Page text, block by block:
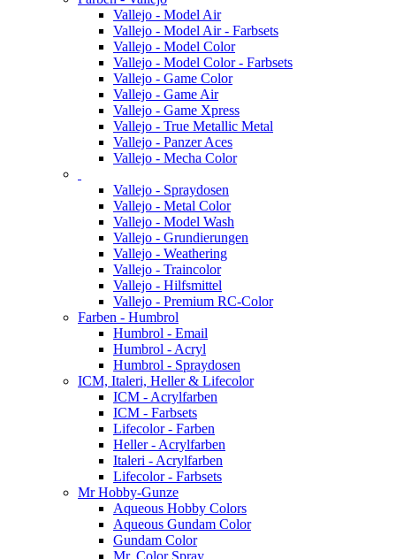
Vallejo - Model Air
Vallejo - Model Air - Farbsets
Vallejo - Model Color
Vallejo - Model Color - Farbsets
Vallejo - Game Color
Vallejo - Game Air
Vallejo - Game Xpress
Vallejo - True Metallic Metal
Vallejo - Panzer Aces
Vallejo - Mecha Color
Vallejo - Spraydosen
Vallejo - Metal Color
Vallejo - Model Wash
Vallejo - Grundierungen
Vallejo - Weathering
Vallejo - Traincolor
Vallejo - Hilfsmittel
Vallejo - Premium RC-Color
Farben - Humbrol
Humbrol - Email
Humbrol - Acryl
Humbrol - Spraydosen
ICM, Italeri, Heller & Lifecolor
ICM - Acrylfarben
ICM - Farbsets
Lifecolor - Farben
Heller - Acrylfarben
Italeri - Acrylfarben
Lifecolor - Farbsets
Mr Hobby-Gunze
Aqueous Hobby Colors
Aqueous Gundam Color
Gundam Color
Mr. Color Spray